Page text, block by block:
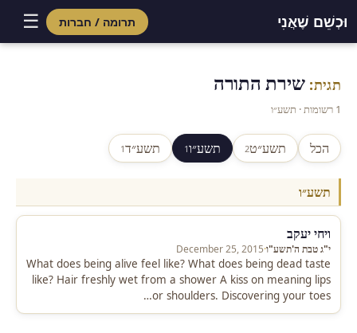
וּכְשֵׁם שֶׁאֲנִי תרומה / חברות ☰
תגית: שירת התורה
1 רשומות · תשע״ו
הכל תשע״ט2 תשע״ו1 תשע״ד1
תשע״ו
ויחי יעקב
י"ג טבת ה'תשע"ו·
December 25, 2015
What does being alive feel like? What does being dead taste
like? Hair freshly wet from a shower A kiss on meaning lips
or shoulders. Discovering your toes…